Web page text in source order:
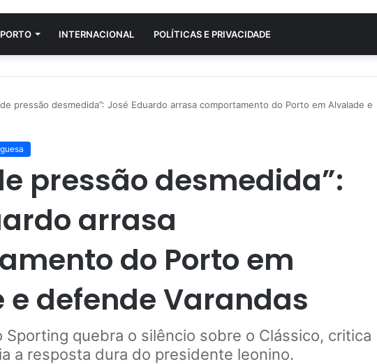
INTERNACIONAL POLÍTICAS E PRIVACIDADE
de pressão desmedida”: José Eduardo arrasa comportamento do Porto em Alvalade e
pressão desmedida”:
arrasa
do Porto em
defende Varandas
Sporting quebra o silêncio sobre o Clássico, critica
a resposta dura do presidente leonino.